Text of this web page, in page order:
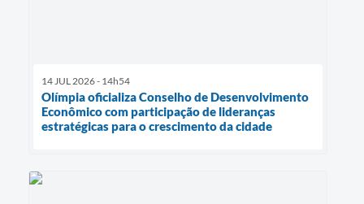
14 JUL 2026 - 14h54
Olímpia oficializa Conselho de Desenvolvimento
Econômico com participação de lideranças
estratégicas para o crescimento da cidade